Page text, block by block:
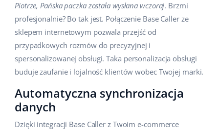
Piotrze, Pańska paczka została wysłana wczoraj. Brzmi
profesjonalnie? Bo tak jest. Połączenie Base Caller ze
sklepem internetowym pozwala przejść od
przypadkowych rozmów do precyzyjnej i
spersonalizowanej obsługi. Taka personalizacja obsługi
buduje zaufanie i lojalność klientów wobec Twojej marki.
Automatyczna synchronizacja
danych
Dzięki integracji Base Caller z Twoim e-commerce